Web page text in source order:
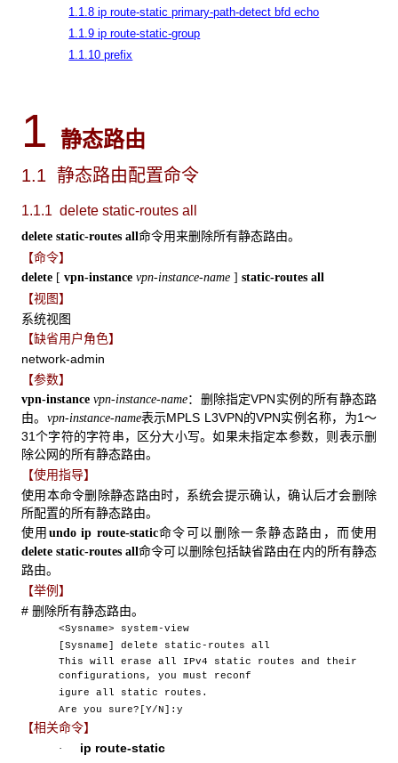
1.1.8 ip route-static primary-path-detect bfd echo
1.1.9 ip route-static-group
1.1.10 prefix
1 静态路由
1.1 静态路由配置命令
1.1.1 delete static-routes all
delete static-routes all 命令用来删除所有静态路由。
【命令】
delete [ vpn-instance vpn-instance-name ] static-routes all
【视图】
系统视图
【缺省用户角色】
network-admin
【参数】
vpn-instance vpn-instance-name：删除指定VPN实例的所有静态路
由。 vpn-instance-name表示MPLS L3VPN的VPN实例名称，为1～
31个字符的字符串，区分大小写。如果未指定本参数，则表示删
除公网的所有静态路由。
【使用指导】
使用本命令删除静态路由时，系统会提示确认，确认后才会删除
所配置的所有静态路由。
使用 undo ip route-static命令可以删除一条静态路由，而使用
delete static-routes all命令可以删除包括缺省路由在内的所有静态
路由。
【举例】
# 删除所有静态路由。
<Sysname> system-view
[Sysname] delete static-routes all
This will erase all IPv4 static routes and their
configurations, you must reconf
igure all static routes.
Are you sure?[Y/N]:y
【相关命令】
· ip route-static